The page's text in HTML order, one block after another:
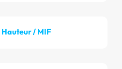
Hauteur / MIF